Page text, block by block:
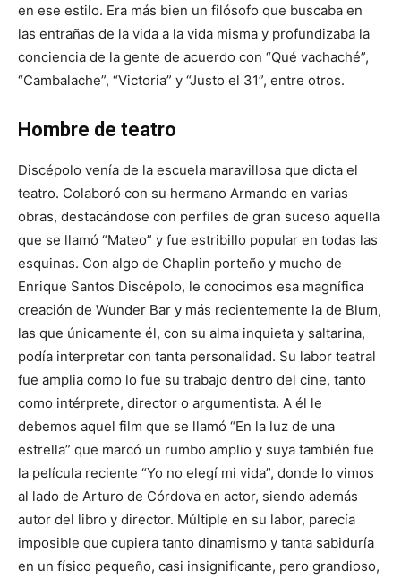
en ese estilo. Era más bien un filósofo que buscaba en
las entrañas de la vida a la vida misma y profundizaba la
conciencia de la gente de acuerdo con “Qué vachaché”,
“Cambalache”, “Victoria” y “Justo el 31”, entre otros.
Hombre de teatro
Discépolo venía de la escuela maravillosa que dicta el
teatro. Colaboró con su hermano Armando en varias
obras, destacándose con perfiles de gran suceso aquella
que se llamó “Mateo” y fue estribillo popular en todas las
esquinas. Con algo de Chaplin porteño y mucho de
Enrique Santos Discépolo, le conocimos esa magnífica
creación de Wunder Bar y más recientemente la de Blum,
las que únicamente él, con su alma inquieta y saltarina,
podía interpretar con tanta personalidad. Su labor teatral
fue amplia como lo fue su trabajo dentro del cine, tanto
como intérprete, director o argumentista. A él le
debemos aquel film que se llamó “En la luz de una
estrella” que marcó un rumbo amplio y suya también fue
la película reciente “Yo no elegí mi vida”, donde lo vimos
al lado de Arturo de Córdova en actor, siendo además
autor del libro y director. Múltiple en su labor, parecía
imposible que cupiera tanto dinamismo y tanta sabiduría
en un físico pequeño, casi insignificante, pero grandioso,